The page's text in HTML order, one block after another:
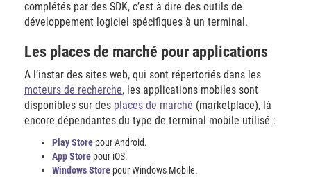
complétés par des SDK, c’est à dire des outils de
développement logiciel spécifiques à un terminal.
Les places de marché pour applications
A l’instar des sites web, qui sont répertoriés dans les
moteurs de recherche, les applications mobiles sont
disponibles sur des places de marché (marketplace), là
encore dépendantes du type de terminal mobile utilisé :
Play Store pour Android.
App Store pour iOS.
Windows Store pour Windows Mobile.